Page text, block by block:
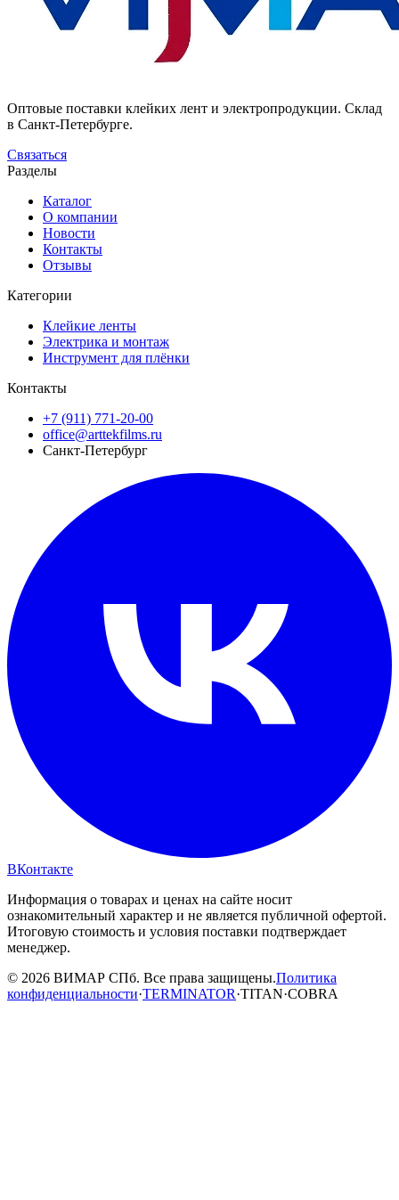
Оптовые поставки клейких лент и электропродукции. Склад
в Санкт-Петербурге.
Связаться
Разделы
Каталог
О компании
Новости
Контакты
Отзывы
Категории
Клейкие ленты
Электрика и монтаж
Инструмент для плёнки
Контакты
+7 (911) 771-20-00
office@arttekfilms.ru
Санкт-Петербург
ВКонтакте
Информация о товарах и ценах на сайте носит
ознакомительный характер и не является публичной офертой.
Итоговую стоимость и условия поставки подтверждает
менеджер.
© 2026 ВИМАР СПб. Все права защищены.Политика
конфиденциальности·TERMINATOR·TITAN·COBRA